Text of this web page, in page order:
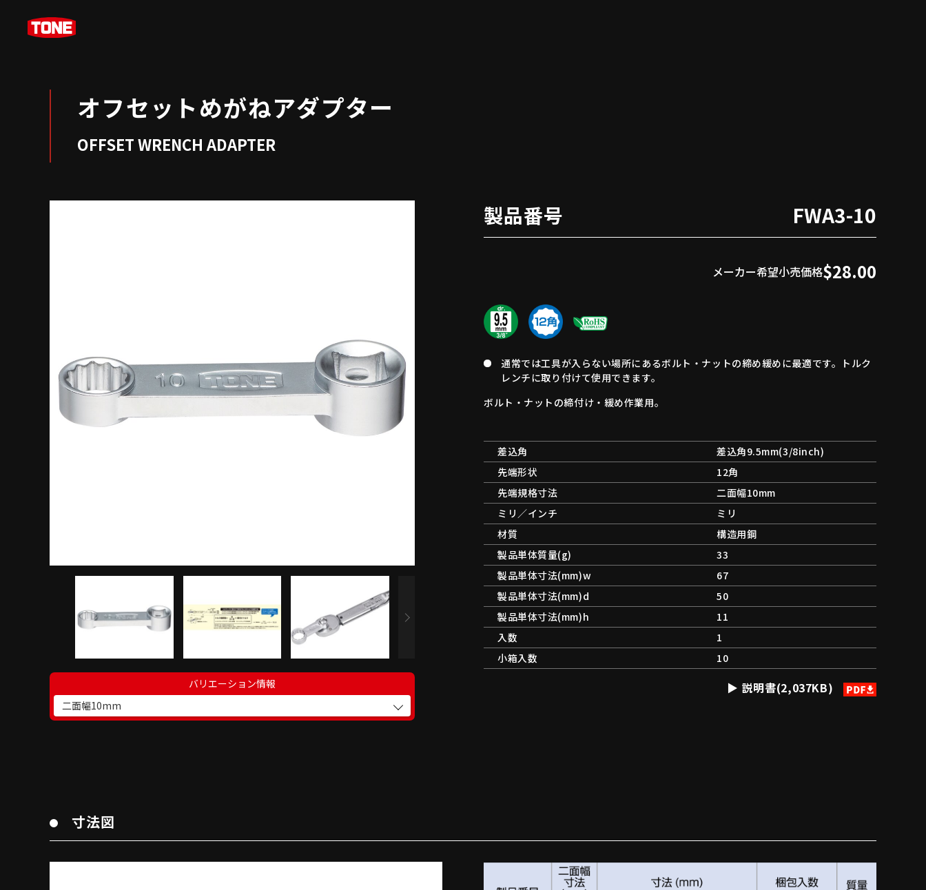
オフセットめがねアダプター
OFFSET WRENCH ADAPTER
バリエーション情報
二面幅10mm
製品番号 FWA3-10
メーカー希望小売価格$28.00
通常では工具が入らない場所にあるボルト・ナットの締め緩めに最適です。トルク
レンチに取り付けて使用できます。
ボルト・ナットの締付け・緩め作業用。
差込角
差込角9.5mm(3/8inch)
先端形状
12角
先端規格寸法
二面幅10mm
ミリ／インチ
ミリ
材質
構造用鋼
製品単体質量(g)
33
製品単体寸法(mm)w
67
製品単体寸法(mm)d
50
製品単体寸法(mm)h
11
入数
1
小箱入数
10
説明書(2,037KB)
寸法図